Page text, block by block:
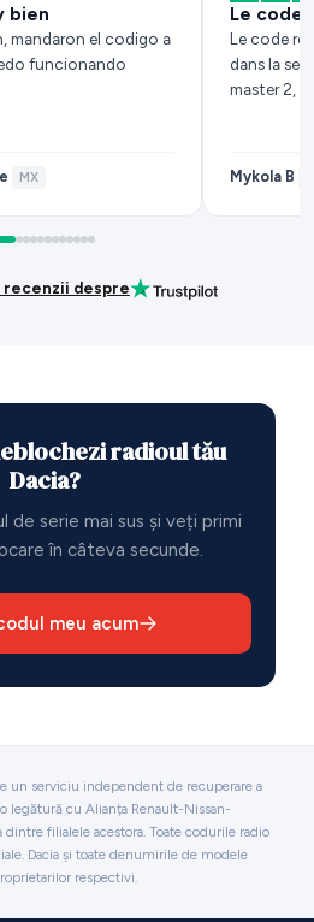
bien
mandaron el codigo a
funcionando
· MX
Le code
Le code
dans la
master 2,
Mykola B·
recenzii despre
radioul tău
Dacia?
de serie mai sus și veți primi
în câteva secunde.
meu acum
un serviciu independent de recuperare a
legătură cu Alianța Renault-Nissan-
dintre filialele acestora. Toate codurile radio
Dacia și toate denumirile de modele
respectivi.